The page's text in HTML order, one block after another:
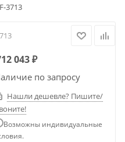
3713
043₽
по запросу
Нашли дешевле? Пишите/
Возможны индивидуальные